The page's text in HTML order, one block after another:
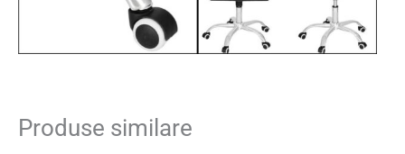
Produse similare